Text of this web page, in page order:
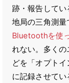
跡・報告して
地局の三角測
Bluetoothを使
れない。多く
どを「オプト
に記録させて